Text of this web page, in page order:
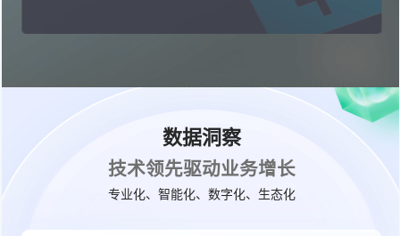
数据洞察
技术领先驱动业务增长
专业化、智能化、数字化、生态化